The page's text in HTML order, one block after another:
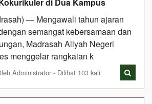
— Mengawali tahun ajaran
semangat kebersamaan dan
Madrasah Aliyah Negeri
menggelar rangkaian k
Administrator - Dilihat 103 kali